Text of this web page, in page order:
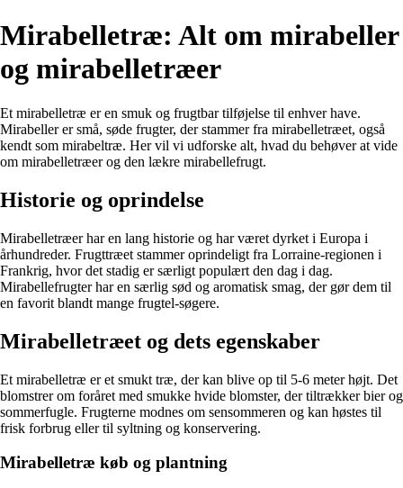
Mirabelletræ: Alt om mirabeller
og mirabelletræer
Et mirabelletræ er en smuk og frugtbar tilføjelse til enhver have.
Mirabeller er små, søde frugter, der stammer fra mirabelletræet, også
kendt som mirabeltræ. Her vil vi udforske alt, hvad du behøver at vide
om mirabelletræer og den lækre mirabellefrugt.
Historie og oprindelse
Mirabelletræer har en lang historie og har været dyrket i Europa i
århundreder. Frugttræet stammer oprindeligt fra Lorraine-regionen i
Frankrig, hvor det stadig er særligt populært den dag i dag.
Mirabellefrugter har en særlig sød og aromatisk smag, der gør dem til
en favorit blandt mange frugtel-søgere.
Mirabelletræet og dets egenskaber
Et mirabelletræ er et smukt træ, der kan blive op til 5-6 meter højt. Det
blomstrer om foråret med smukke hvide blomster, der tiltrækker bier og
sommerfugle. Frugterne modnes om sensommeren og kan høstes til
frisk forbrug eller til syltning og konservering.
Mirabelletræ køb og plantning